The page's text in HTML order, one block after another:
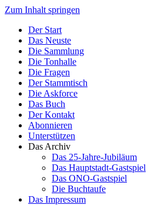
Zum Inhalt springen
Der Start
Das Neuste
Die Sammlung
Die Tonhalle
Die Fragen
Der Stammtisch
Die Askforce
Das Buch
Der Kontakt
Abonnieren
Unterstützen
Das Archiv
Das 25-Jahre-Jubiläum
Das Hauptstadt-Gastspiel
Das ONO-Gastspiel
Die Buchtaufe
Das Impressum